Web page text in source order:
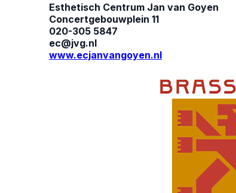
Esthetisch Centrum Jan van Goyen
Concertgebouwplein 11
020-305 5847
ec@jvg.nl
www.ecjanvangoyen.nl